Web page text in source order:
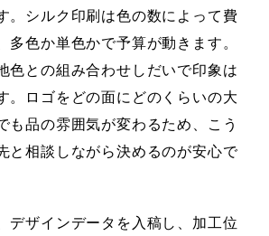
。シルク印刷は色の数によって費
多色か単色かで予算が動きます。
色との組み合わせしだいで印象は
。ロゴをどの面にどのくらいの大
も品の雰囲気が変わるため、こう
と相談しながら決めるのが安心で
デザインデータを入稿し、加工位